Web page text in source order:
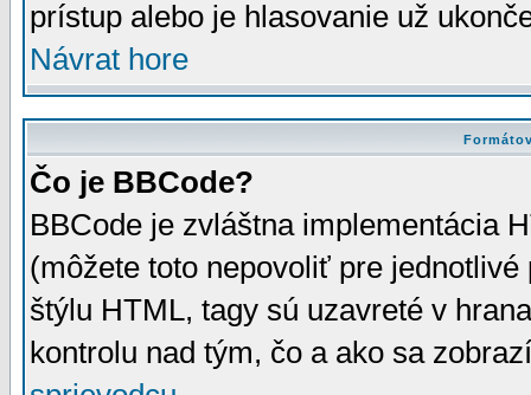
prístup alebo je hlasovanie už
Návrat hore
Čo je BBCode?
BBCode je zvláštna implementácia
(môžete toto nepovoliť pre
štýlu HTML, tagy sú uzavreté v
kontrolu nad tým, čo a ako sa